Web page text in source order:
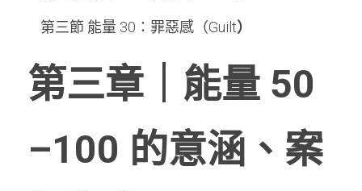
    第三節 能量 30：罪惡感（Guilt
）
第三章｜能量 50
–100 的意涵、案